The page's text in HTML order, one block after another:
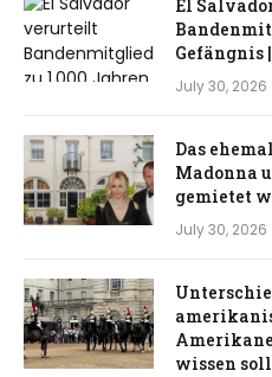
El
Gefängnis
July 30, 2026
Das
Madonna
gemietet
July 30, 2026
wissen